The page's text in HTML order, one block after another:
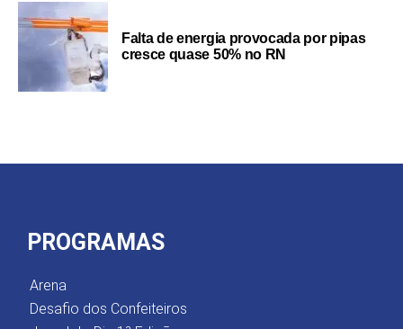
Falta de energia provocada por pipas
cresce quase 50% no RN
PROGRAMAS
Arena
Desafio dos Confeiteiros